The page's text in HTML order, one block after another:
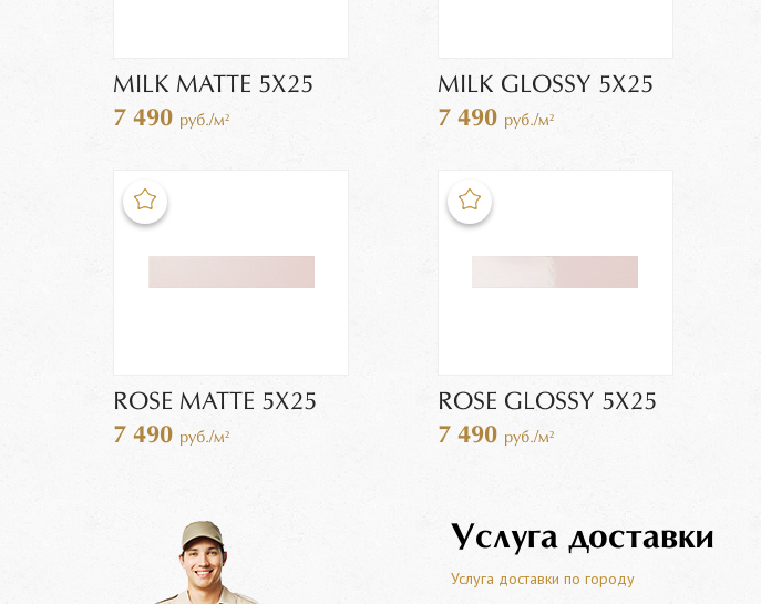
MILK MATTE 5X25
7 490 руб./м²
MILK GLOSSY 5X25
7 490 руб./м²
ROSE MATTE 5X25
7 490 руб./м²
ROSE GLOSSY 5X25
7 490 руб./м²
Услуга доставки
Услуга доставки по городу